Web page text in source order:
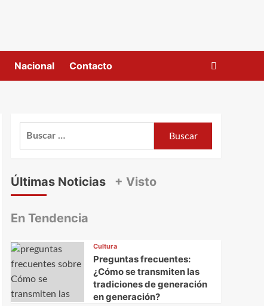
Nacional Contacto
Últimas Noticias + Visto
En Tendencia
Cultura
Preguntas frecuentes:
¿Cómo se transmiten las
tradiciones de generación
en generación?